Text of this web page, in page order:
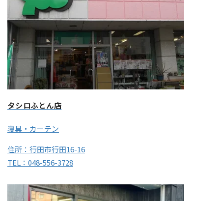
タシロふとん店
寝具・カーテン
住所：行田市行田16-16
TEL：048-556-3728